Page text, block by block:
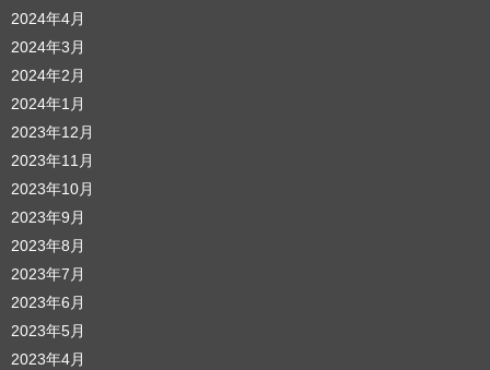
2024年4月
2024年3月
2024年2月
2024年1月
2023年12月
2023年11月
2023年10月
2023年9月
2023年8月
2023年7月
2023年6月
2023年5月
2023年4月